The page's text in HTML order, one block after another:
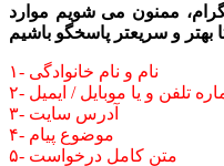
ممنون می شویم موارد
۱- نام و نام خانوادگی
تلفن و یا موبایل / ایمیل
۳- آدرس سایت
۴- موضوع پیام
۵- متن کامل درخواست